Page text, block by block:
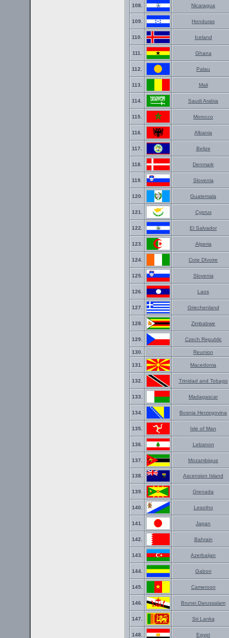
108. Nicaragua
109. Honduras
110. Iceland
111. Ghana
112. Palau
113. Mali
114. Saudi Arabia
115. Morocco
116. Albania
117. Belize
118. Denmark
119. Slovenia
120. Guatemala
121. Cyprus
122. El Salvador
123. Algeria
124. Cote DIvoire
125. Slovenia
126. Laos
127. Griechenland
128. Zimbabwe
129. Czech Republic
130. Reunion
131. Macedonia
132. Trinidad and Tobago
133. Madagascar
134. Bosnia Herzegovina
135. Isle of Man
136. Lebanon
137. Mozambique
138. Ascension Island
139. Grenada
140. Lesotho
141. Japan
142. Bahrain
143. Azerbaijan
144. Gabon
145. Cameroon
146. Brunei Darussalam
147. Sri Lanka
148. Egypt